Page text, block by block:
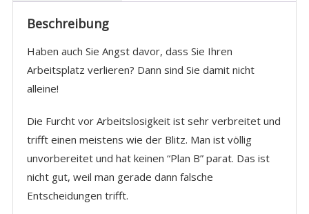
Beschreibung
Haben auch Sie Angst davor, dass Sie Ihren
Arbeitsplatz verlieren? Dann sind Sie damit nicht
alleine!
Die Furcht vor Arbeitslosigkeit ist sehr verbreitet und
trifft einen meistens wie der Blitz. Man ist völlig
unvorbereitet und hat keinen “Plan B” parat. Das ist
nicht gut, weil man gerade dann falsche
Entscheidungen trifft.